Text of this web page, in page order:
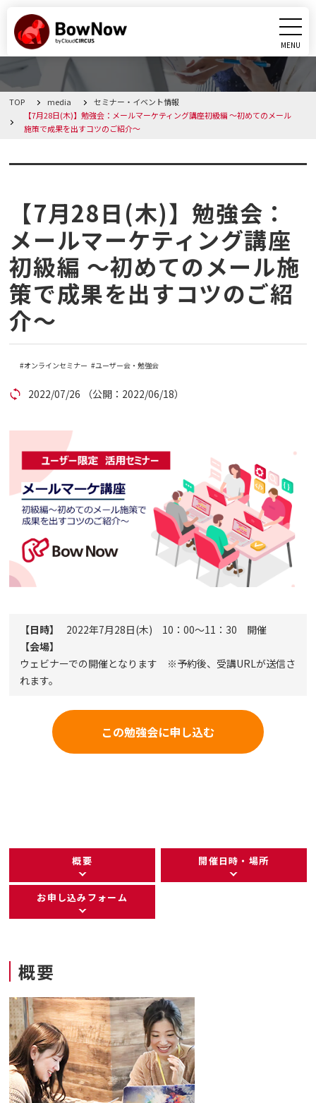
MENU
CLOSE
BowNowとは
料金・プラン
導入事例
メディア
コラム
セミナー
お問い合わせ
代理店の方はこちら
マニュアルサイト
TOP media
セミナー・イベント情報
【7月28日(木)】勉強会：メールマーケティング講座初級編 ～初めてのメール
施策で成果を出すコツのご紹介～
セミナー・イベント情報
【7月28日(木)】勉強会：
メールマーケティング講座
初級編 ～初めてのメール施
策で成果を出すコツのご紹
介～
オンラインセミナー ユーザー会・勉強会
2022/07/26 （公開：2022/06/18）
【日時】
2022年7月28日(木) 10：00～11：30 開催
【会場】
ウェビナーでの開催となります ※予約後、受講URLが送信さ
れます。
この勉強会に申し込む
概要 開催日時・場所
お申し込みフォーム
概要